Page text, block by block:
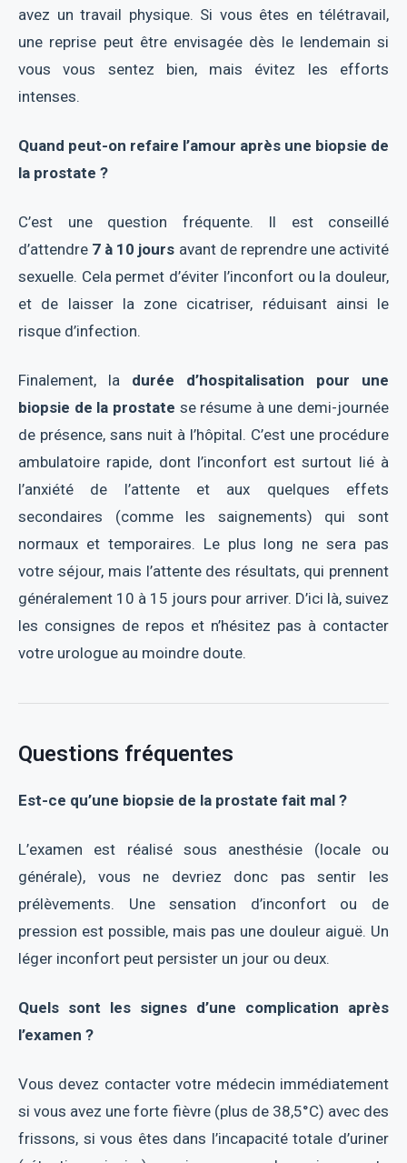
avez un travail physique. Si vous êtes en télétravail,
une reprise peut être envisagée dès le lendemain si
vous vous sentez bien, mais évitez les efforts
intenses.
Quand peut-on refaire l’amour après une biopsie de
la prostate ?
C’est une question fréquente. Il est conseillé
d’attendre 7 à 10 jours avant de reprendre une activité
sexuelle. Cela permet d’éviter l’inconfort ou la douleur,
et de laisser la zone cicatriser, réduisant ainsi le
risque d’infection.
Finalement, la durée d’hospitalisation pour une
biopsie de la prostate se résume à une demi-journée
de présence, sans nuit à l’hôpital. C’est une procédure
ambulatoire rapide, dont l’inconfort est surtout lié à
l’anxiété de l’attente et aux quelques effets
secondaires (comme les saignements) qui sont
normaux et temporaires. Le plus long ne sera pas
votre séjour, mais l’attente des résultats, qui prennent
généralement 10 à 15 jours pour arriver. D’ici là, suivez
les consignes de repos et n’hésitez pas à contacter
votre urologue au moindre doute.
Questions fréquentes
Est-ce qu’une biopsie de la prostate fait mal ?
L’examen est réalisé sous anesthésie (locale ou
générale), vous ne devriez donc pas sentir les
prélèvements. Une sensation d’inconfort ou de
pression est possible, mais pas une douleur aiguë. Un
léger inconfort peut persister un jour ou deux.
Quels sont les signes d’une complication après
l’examen ?
Vous devez contacter votre médecin immédiatement
si vous avez une forte fièvre (plus de 38,5°C) avec des
frissons, si vous êtes dans l’incapacité totale d’uriner